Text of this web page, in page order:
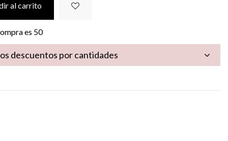
al carrito
es 50
descuentos por cantidades